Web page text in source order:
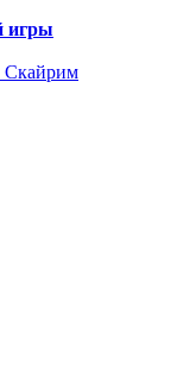
игры
Скайрим